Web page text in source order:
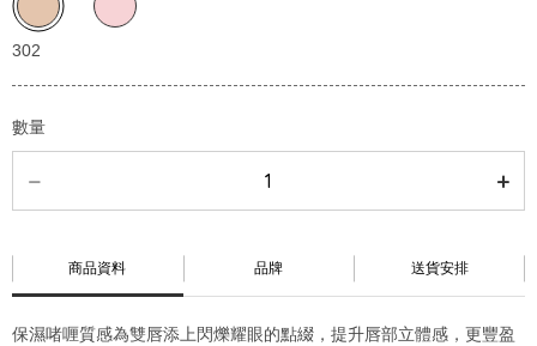
數量
商品資料 品牌 送貨安排
保濕啫喱質感為雙唇添上閃爍耀眼的點綴，提升唇部立體感，更豐盈